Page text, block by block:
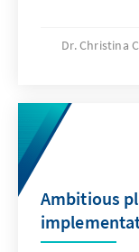
Dr. Christina
Ambitious